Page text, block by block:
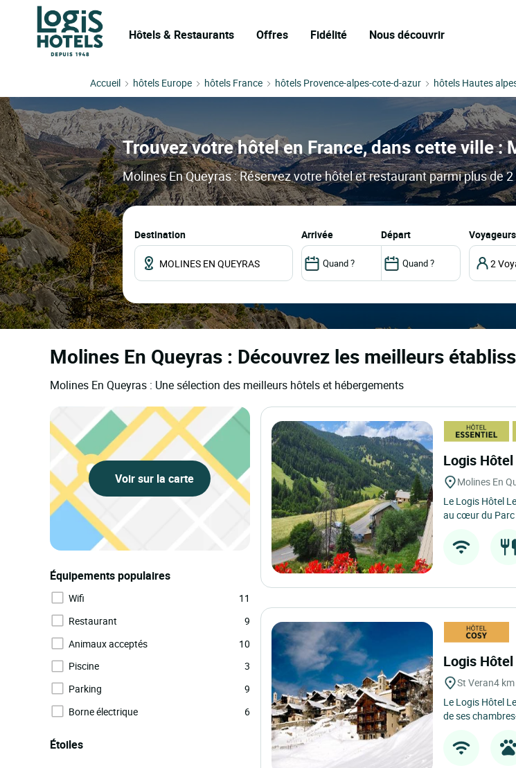
Hôtels & Restaurants Offres Fidélité Nous découvrir
Accueil hôtels Europe hôtels France hôtels Provence-alpes-cote-d-azur hôtels Hautes
Trouvez votre hôtel en France, dans cette ville :
Molines En Queyras : Réservez votre hôtel et restaurant parmi plus de
Destination arrivée départ Voyageurs
2
Molines En Queyras : Découvrez les meilleurs
Molines En Queyras : Une sélection des meilleurs hôtels et hébergements
Voir sur la carte
Équipements populaires
Wifi
11
Restaurant
9
Animaux acceptés
10
Piscine
3
Parking
9
Borne électrique
6
Étoiles
Logis
Molines En
Le Logis Hôtel
au cœur du Parc
Logis
St Veran4 km
Le Logis Hôtel
de ses